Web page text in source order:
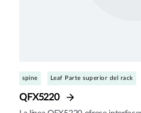
spine Leaf Parte superior del rack
QFX5220